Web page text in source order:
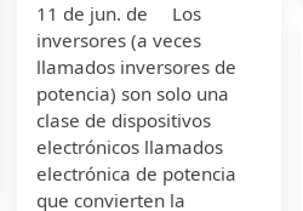
11 de jun. de Los
inversores (a veces
llamados inversores de
potencia) son solo una
clase de dispositivos
electrónicos llamados
electrónica de potencia
que convierten la